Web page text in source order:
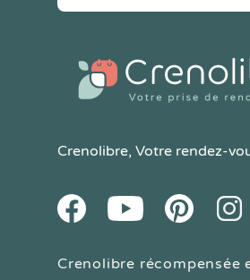
Crenolibre, Votre rendez-
FacebookYoutube Pintereset
Crenolibre récompensée